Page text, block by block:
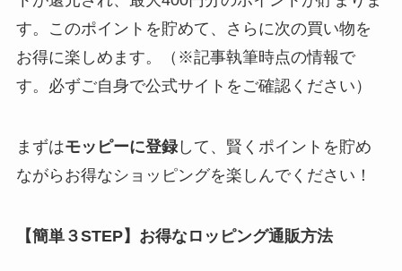
す。このポイントを貯めて、さらに次の買い物を
お得に楽しめます。（※記事執筆時点の情報で
す。必ずご自身で公式サイトをご確認ください）
まずはモッピーに登録して、賢くポイントを貯め
ながらお得なショッピングを楽しんでください！
【簡単３STEP】お得なロッピング通販方法